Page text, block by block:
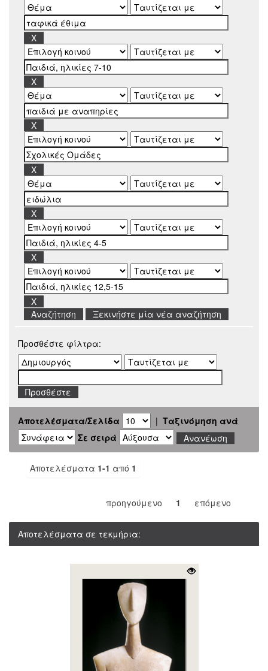
Ξεκινήστε μία νέα αναζήτηση
Προσθέστε φίλτρα:
Αποτελέσματα/Σελίδα | Ταξινόμηση ανά
Σε σειρά
Αποτελέσματα 1-1 από 1
προηγούμενο 1 επόμενο
Αποτελέσματα σε τεκμήρια: